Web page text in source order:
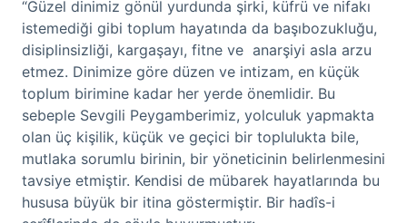
“Güzel dinimiz gönül yurdunda şirki, küfrü ve nifakı
istemediği gibi toplum hayatında da başıbozukluğu,
disiplinsizliği, kargaşayı, fitne ve anarşiyi asla arzu
etmez. Dinimize göre düzen ve intizam, en küçük
toplum birimine kadar her yerde önemlidir. Bu
sebeple Sevgili Peygamberimiz, yolculuk yapmakta
olan üç kişilik, küçük ve geçici bir toplulukta bile,
mutlaka sorumlu birinin, bir yöneticinin belirlenmesini
tavsiye etmiştir. Kendisi de mübarek hayatlarında bu
hususa büyük bir itina göstermiştir. Bir hadîs-i